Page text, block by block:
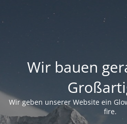
Wir bauen
Wir geben unserer Website ein
fire.